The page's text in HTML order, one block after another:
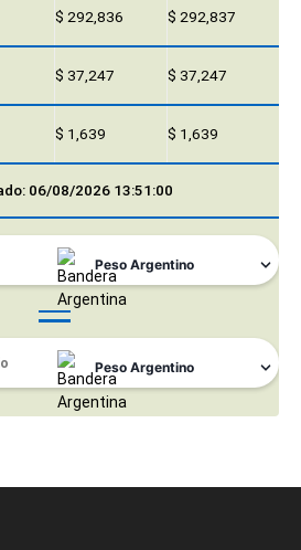
$ 292,836 $ 292,837
$ 37,247 $ 37,247
$ 1,639 $ 1,639
06/08/2026 13:51:00